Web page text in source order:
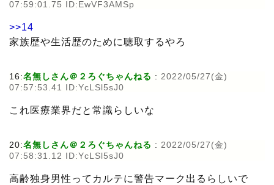
07:59:01.75 ID:EwVF3AMSp
>>14
家族歴や生活歴のために聴取するやろ
16:名無しさん＠２ろぐちゃんねる : 2022/05/27(金)
07:57:53.41 ID:YcLSl5sJ0
これ医療業界だと常識らしいな
20:名無しさん＠２ろぐちゃんねる : 2022/05/27(金)
07:58:31.12 ID:YcLSl5sJ0
高齢独身男性ってカルテに警告マーク出るらしいで